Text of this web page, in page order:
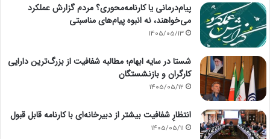
پیام‌درمانی یا کارنامه‌محوری؟ مردم گزارش عملکرد
می‌خواهند، نه انبوه پیام‌های مناسبتی
1405/05/13
شستا در سایه ابهام؛ مطالبه شفافیت از بزرگ‌ترین دارایی
کارگران و بازنشستگان
1405/05/12
انتظارِ شفافیت بیشتر از دبیرخانه‌ای با کارنامه قابل قبول
1405/05/11